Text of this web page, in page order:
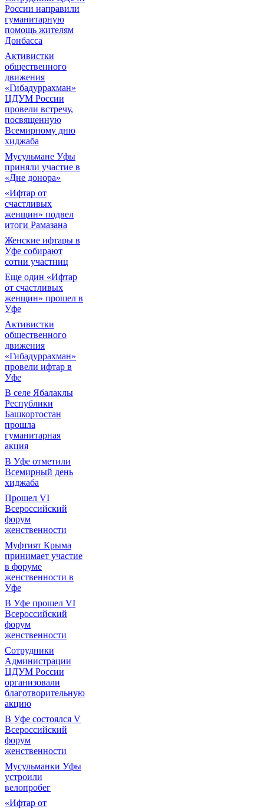
России направили
гуманитарную
помощь жителям
Донбасса
Активистки
общественного
движения
«Гибадуррахман»
ЦДУМ России
провели встречу,
посвященную
Всемирному дню
хиджаба
Мусульмане Уфы
приняли участие в
«Дне донора»
«Ифтар от
счастливых
женщин» подвел
итоги Рамазана
Женские ифтары в
Уфе собирают
сотни участниц
Еще один «Ифтар
от счастливых
женщин» прошел в
Уфе
Активистки
общественного
движения
«Гибадуррахман»
провели ифтар в
Уфе
В селе Ябалаклы
Республики
Башкортостан
прошла
гуманитарная
акция
В Уфе отметили
Всемирный день
хиджаба
Прошел VI
Всероссийский
форум
женственности
Муфтият Крыма
принимает участие
в форуме
женственности в
Уфе
В Уфе прошел VI
Всероссийский
форум
женственности
Сотрудники
Администрации
ЦДУМ России
организовали
благотворительную
акцию
В Уфе состоялся V
Всероссийский
форум
женственности
Мусульманки Уфы
устроили
велопробег
«Ифтар от